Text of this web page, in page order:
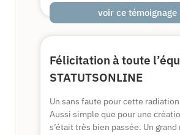
voir ce témoignage
Félicitation à toute
STATUTSONLINE
Un sans faute pour cette radiation
Aussi simple que pour une
s’était très bien passée. Un grand